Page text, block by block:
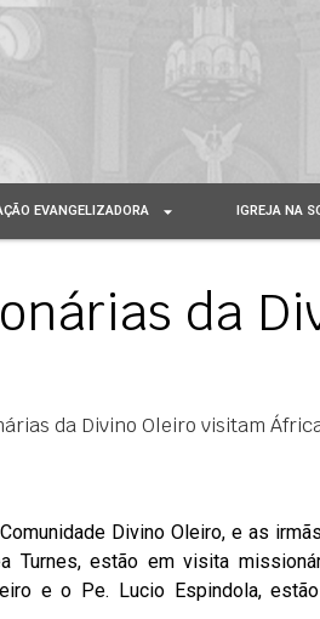
EVANGELIZADORA IGREJA NA
da
da Divino Oleiro visitam
Divino Oleiro, e as
Turnes, estão em visita
e o Pe. Lucio Espindola,